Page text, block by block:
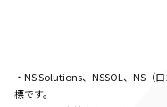
・NS Solutions、NSSOL、NS（
標です。